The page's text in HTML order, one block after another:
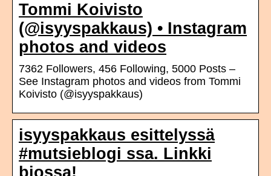
Tommi Koivisto
(@isyyspakkaus) • Instagram
photos and videos
7362 Followers, 456 Following, 5000 Posts –
See Instagram photos and videos from Tommi
Koivisto (@isyyspakkaus)
isyyspakkaus esittelyssä
#mutsieblogi ssa. Linkki